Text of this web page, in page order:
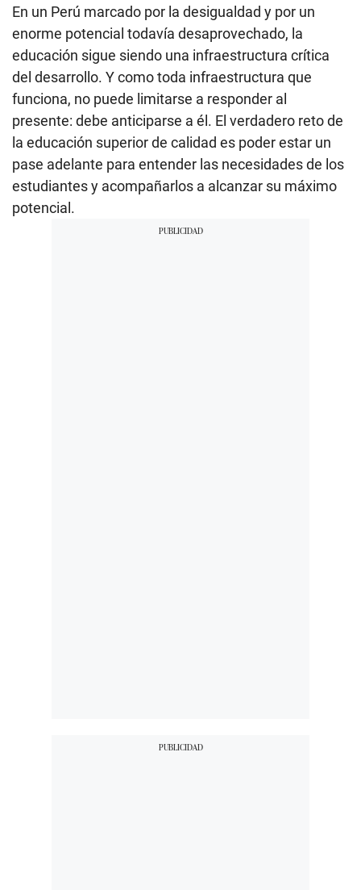
En un Perú marcado por la desigualdad y por un
enorme potencial todavía desaprovechado, la
educación sigue siendo una infraestructura crítica
del desarrollo. Y como toda infraestructura que
funciona, no puede limitarse a responder al
presente: debe anticiparse a él. El verdadero reto de
la educación superior de calidad es poder estar un
pase adelante para entender las necesidades de los
estudiantes y acompañarlos a alcanzar su máximo
potencial.